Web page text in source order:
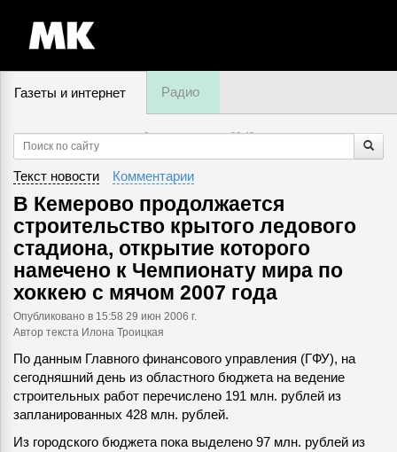
Газеты и интернет Радио
6 августа, четверг,23:40
Текст новости Комментарии
В Кемерово продолжается
строительство крытого ледового
стадиона, открытие которого
намечено к Чемпионату мира по
хоккею с мячом 2007 года
Опубликовано в 15:58 29 июн 2006 г.
Автор текста Илона Троицкая
По данным Главного финансового управления (ГФУ), на
сегодняшний день из областного бюджета на ведение
строительных работ перечислено 191 млн. рублей из
запланированных 428 млн. рублей.
Из городского бюджета пока выделено 97 млн. рублей из